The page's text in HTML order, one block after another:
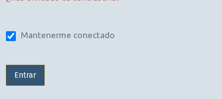
Mantenerme conectado
Entrar